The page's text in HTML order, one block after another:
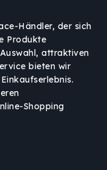
Händler, der sich
Produkte
attraktiven
bieten wir
Shopping